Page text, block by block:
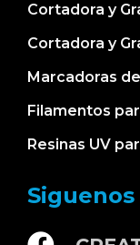
Cortadora y
Cortadora y
Marcadoras
Filamentos
Resinas UV
Siguenos